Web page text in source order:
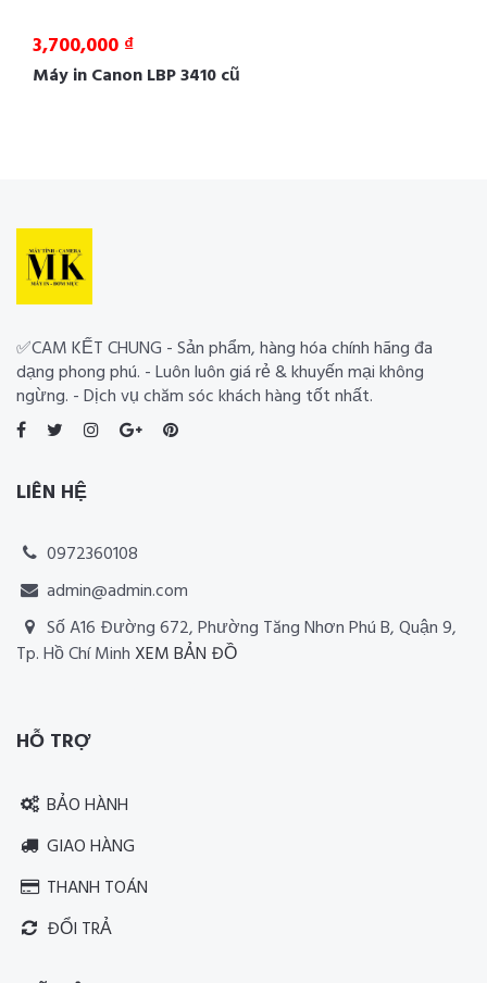
3,700,000 ₫
Máy in Canon LBP 3410 cũ
✅CAM KẾT CHUNG - Sản phẩm, hàng hóa chính hãng đa
dạng phong phú. - Luôn luôn giá rẻ & khuyến mại không
ngừng. - Dịch vụ chăm sóc khách hàng tốt nhất.
LIÊN HỆ
0972360108
admin@admin.com
Số A16 Đường 672, Phường Tăng Nhơn Phú B, Quận 9,
Tp. Hồ Chí Minh XEM BẢN ĐỒ
HỖ TRỢ
BẢO HÀNH
GIAO HÀNG
THANH TOÁN
ĐỔI TRẢ